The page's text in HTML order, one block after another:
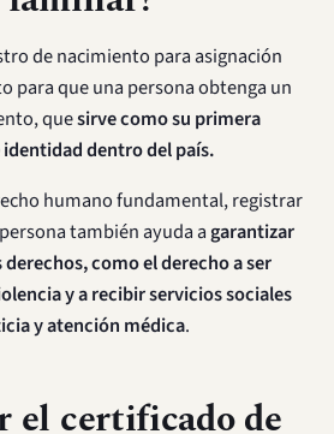
de nacimiento para asignación
para que una persona obtenga un
quesirve como su primera
dentro del país.
humano fundamental, registrar
también ayuda agarantizar
como el derecho a ser
y a recibir servicios sociales
y atención médica.
el certificado de